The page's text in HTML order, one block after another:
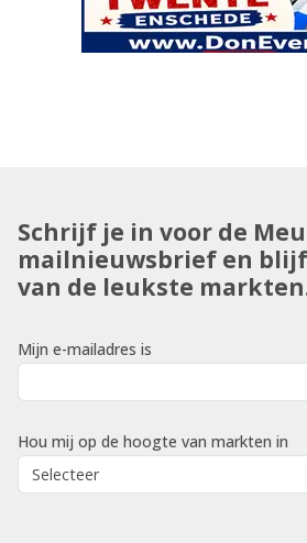
Schrijf je in voor de
mailnieuwsbrief en
van de leukste
Mijn e-mailadres is
Hou mij op de hoogte van markten in